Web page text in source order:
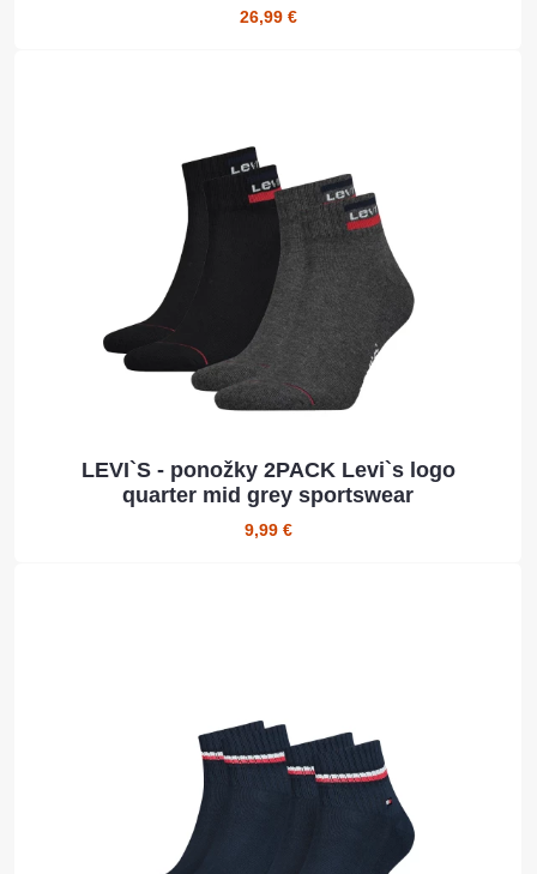
26,99 €
LEVI`S - ponožky 2PACK Levi`s logo
quarter mid grey sportswear
9,99 €